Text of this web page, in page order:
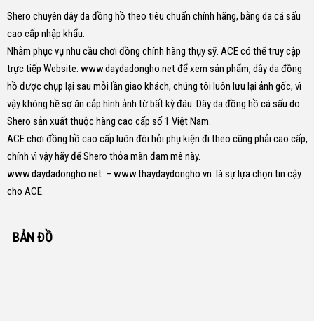
Shero chuyên dây da đồng hồ theo tiêu chuẩn chính hãng, bằng da cá sấu
cao cấp nhập khẩu.
Nhằm phục vụ nhu cầu chơi đồng chính hãng thụy sỹ. ACE có thể truy cập
trực tiếp Website: www.daydadongho.netđể xem sản phẩm, dây da đồng
hồ được chụp lại sau mỗi lần giao khách, chúng tôi luôn lưu lại ảnh gốc, vì
vậy không hề sợ ăn cắp hình ảnh từ bất kỳ đâu. Dây da đồng hồ cá sấu do
Shero sản xuất thuộc hàng cao cấp số 1 Việt Nam.
ACE chơi đồng hồ cao cấp luôn đòi hỏi phụ kiện đi theo cũng phải cao cấp,
chính vì vậy hãy để Shero thỏa mãn đam mê này.
www.daydadongho.net – www.thaydaydongho.vn là sự lựa chọn tin cậy
cho ACE.
BẢN ĐỒ